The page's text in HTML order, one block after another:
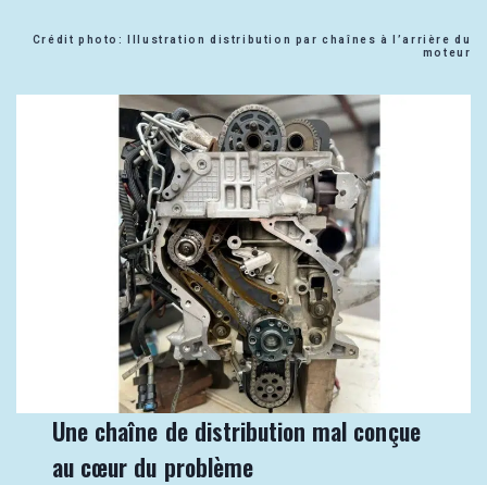
Crédit photo: Illustration distribution par chaînes à l’arrière du
moteur
Une chaîne de distribution mal conçue
au cœur du problème